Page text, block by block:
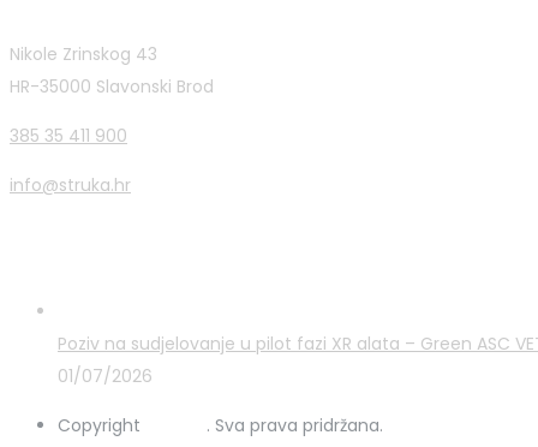
Nikole Zrinskog 43
HR-35000 Slavonski Brod
385 35 411 900
info@struka.hr
Poziv na sudjelovanje u pilot fazi XR alata – Green ASC
01/07/2026
Copyright
. Sva prava pridržana.